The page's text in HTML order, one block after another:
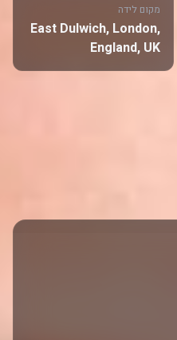
מקום לידה
East Dulwich, London,
England, UK